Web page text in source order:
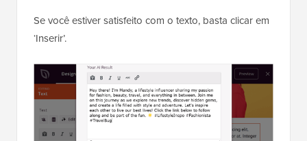
Se você estiver satisfeito com o texto, basta clicar em
‘Inserir’.